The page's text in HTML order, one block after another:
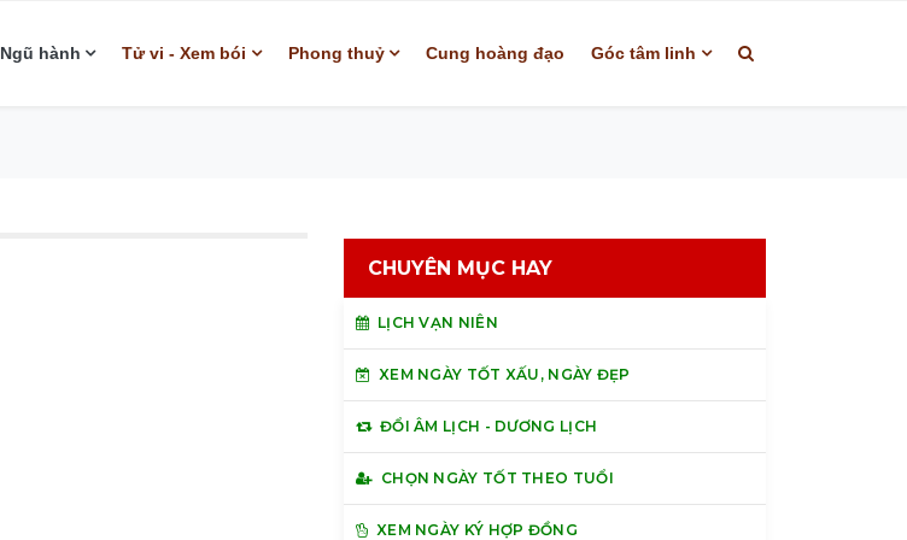
Ngũ hành Tử vi - Xem bói Phong thuỷ Cung hoàng đạo Góc tâm linh
CHUYÊN MỤC HAY
LỊCH VẠN NIÊN
XEM NGÀY TỐT XẤU, NGÀY ĐẸP
ĐỔI ÂM LỊCH - DƯƠNG LỊCH
CHỌN NGÀY TỐT THEO TUỔI
XEM NGÀY KÝ HỢP ĐỒNG